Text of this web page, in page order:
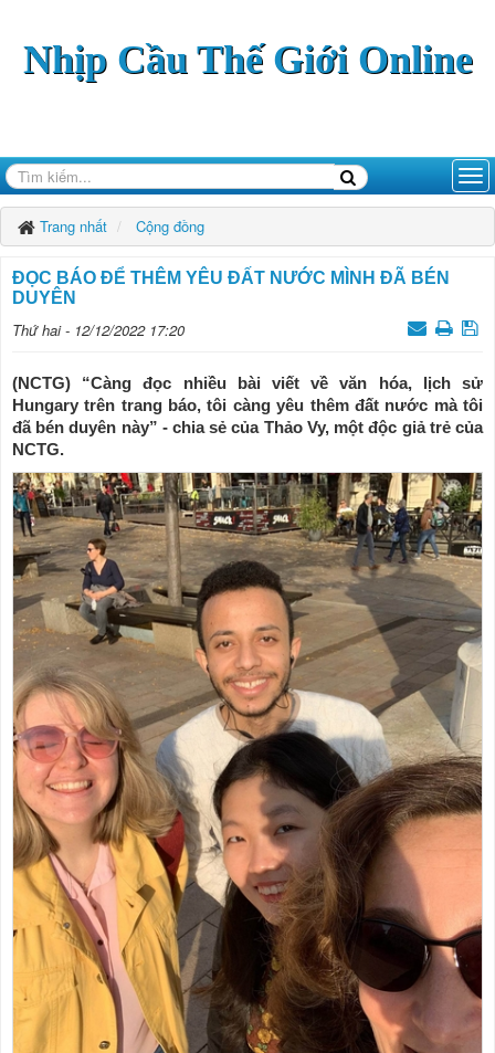
Nhịp Cầu Thế Giới Online
Trang nhất Cộng đồng
ĐỌC BÁO ĐỂ THÊM YÊU ĐẤT NƯỚC MÌNH ĐÃ BÉN
DUYÊN
Thứ hai - 12/12/2022 17:20
(NCTG) “Càng đọc nhiều bài viết về văn hóa, lịch sử
Hungary trên trang báo, tôi càng yêu thêm đất nước mà tôi
đã bén duyên này” - chia sẻ của Thảo Vy, một độc giả trẻ của
NCTG.